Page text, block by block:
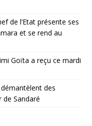
de l’Etat présente ses
et se rend au
Goïta a reçu ce mardi
des
Sandaré